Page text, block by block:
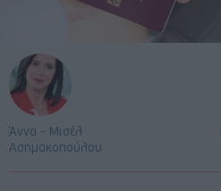
Άννα - Μισέλ
Ασημακοπούλου